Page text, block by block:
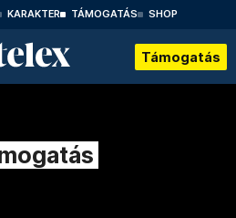
KARAKTER TÁMOGATÁS SHOP
Támogatás